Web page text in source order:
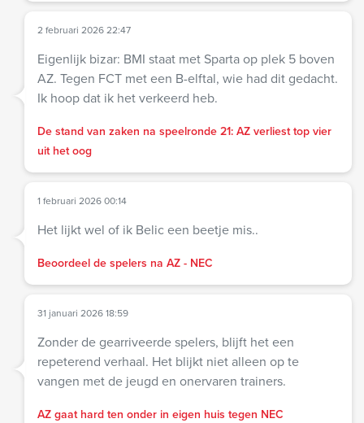
2 februari 2026 22:47
Eigenlijk bizar: BMI staat met Sparta op plek 5 boven
AZ. Tegen FCT met een B-elftal, wie had dit gedacht.
Ik hoop dat ik het verkeerd heb.
De stand van zaken na speelronde 21: AZ verliest top vier
uit het oog
1 februari 2026 00:14
Het lijkt wel of ik Belic een beetje mis..
Beoordeel de spelers na AZ - NEC
31 januari 2026 18:59
Zonder de gearriveerde spelers, blijft het een
repeterend verhaal. Het blijkt niet alleen op te
vangen met de jeugd en onervaren trainers.
AZ gaat hard ten onder in eigen huis tegen NEC